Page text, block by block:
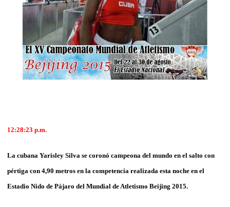
12:28:23 p.m.
La cubana Yarisley Silva se coronó campeona del mundo en el salto con
pértiga con 4,90 metros en la competencia realizada esta noche en el
Estadio Nido de Pájaro del Mundial de Atletismo Beijing 2015.